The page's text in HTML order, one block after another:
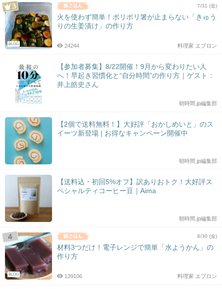
BLOG
7/31 (金)
火を使わず簡単！ポリポリ箸が止まらない「きゅう
りの生姜漬け」の作り方
料理家 エプロン
24244
【参加者募集】8/22開催！9月から変わりたい人
へ！早起き習慣化と“自分時間”の作り方｜ゲスト：
井上皓史さん
朝時間.jp編集部
【2個で送料無料！】大好評「おかしめいと」のス
イーツ新登場 | お得なキャンペーン開催中
朝時間.jp編集部
【送料込・初回5%オフ】訳ありおトク！大好評ス
ペシャルティコーヒー豆｜Aima
朝時間.jp編集部
BLOG
8/30 (金)
材料3つだけ！電子レンジで簡単「水ようかん」の
作り方
料理家 エプロン
139106